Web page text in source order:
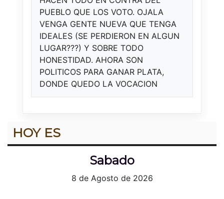
PUEBLO QUE LOS VOTO. OJALA
VENGA GENTE NUEVA QUE TENGA
IDEALES (SE PERDIERON EN ALGUN
LUGAR???) Y SOBRE TODO
HONESTIDAD. AHORA SON
POLITICOS PARA GANAR PLATA,
DONDE QUEDO LA VOCACION
HOY ES
Sabado
8 de Agosto de 2026